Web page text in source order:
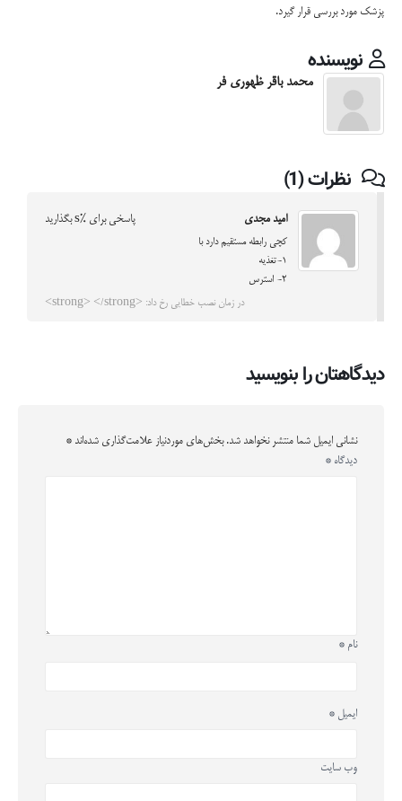
پزشک مورد بررسی قرار گیرد.
نویسنده
محمد باقر ظهوری فر
نظرات (1)
امید مجدی پاسخی برای %s بگذارید
کچی رابطه مستقیم دارد با
1-تغذیه
2- استرس
در زمان نصب خطایی رخ داد: <strong> </strong>
دیدگاهتان را بنویسید
نشانی ایمیل شما منتشر نخواهد شد. بخش‌های موردنیاز علامت‌گذاری شده‌اند *
دیدگاه *
نام *
ایمیل *
وب‌ سایت